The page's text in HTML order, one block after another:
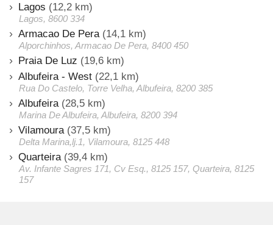
Lagos (12,2 km)
Lagos, 8600 334
Armacao De Pera (14,1 km)
Alporchinhos, Armacao De Pera, 8400 450
Praia De Luz (19,6 km)
Albufeira - West (22,1 km)
Rua Do Castelo, Torre Velha, Albufeira, 8200 385
Albufeira (28,5 km)
Marina De Albufeira, Albufeira, 8200 394
Vilamoura (37,5 km)
Delta Marina,lj.1, Vilamoura, 8125 448
Quarteira (39,4 km)
Av. Infante Sagres 171, Cv Esq., 8125 157, Quarteira, 8125
157